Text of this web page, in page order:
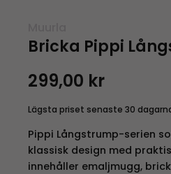
Bricka Pippi
299,00 kr
Lägsta priset senaste 30
Pippi Långstrump-serien
klassisk design med
innehåller emaljmugg,